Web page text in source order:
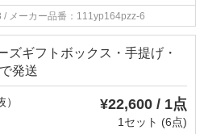
/ メーカー品番：111yp164pzz-6
ズギフトボックス・手提げ・
発送
¥22,600 / 1点
1セット (6点)